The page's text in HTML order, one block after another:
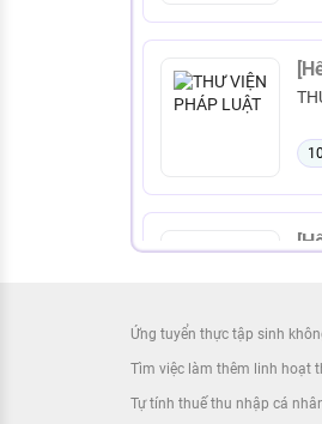
Ứng tuyển thực tập sinh
Tìm việc làm thêm linh hoạt
Tự tính thuế thu nhập cá